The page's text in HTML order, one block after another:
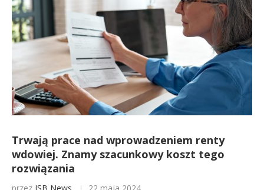
Trwają prace nad wprowadzeniem renty
wdowiej. Znamy szacunkowy koszt tego
rozwiązania